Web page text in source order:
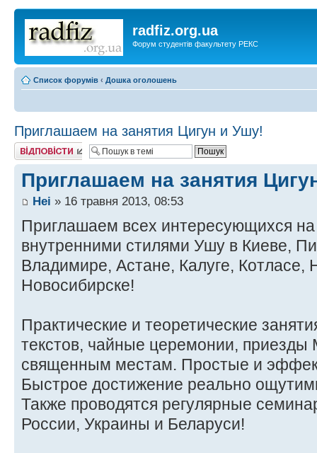
radfiz.org.ua
Форум студентів факультету РЕКС
Список форумів ‹ Дошка оголошень
Приглашаем на занятия Цигун и Ушу!
Відповісти
Приглашаем на занятия
Hei » 16 травня 2013, 08:53
Приглашаем всех интересующихся на
внутренними стилями Ушу в Киеве,
Владимире, Астане, Калуге,
Новосибирске!
Практические и теоретические
текстов, чайные церемонии, приезды
священным местам. Простые и
Быстрое достижение реально
Также проводятся регулярные
России, Украины и Беларуси!